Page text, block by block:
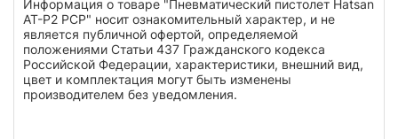
Информация о товаре "Пневматический пистолет Hatsan
AT-P2 PCP" носит ознакомительный характер, и не
является публичной офертой, определяемой
положениями Статьи 437 Гражданского кодекса
Российской Федерации, характеристики, внешний вид,
цвет и комплектация могут быть изменены
производителем без уведомления.